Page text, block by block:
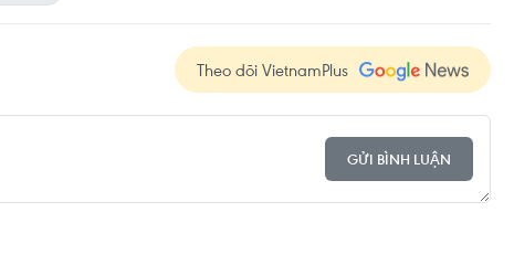
Theo dõi VietnamPlus
GỬI BÌNH LUẬN